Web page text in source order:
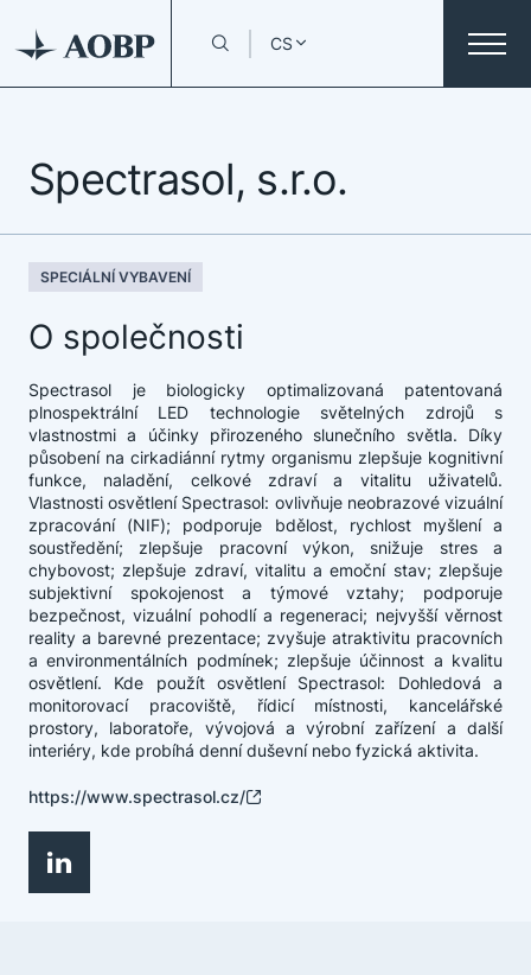
CS
Spectrasol, s.r.o.
SPECIÁLNÍ VYBAVENÍ
O společnosti
Spectrasol je biologicky optimalizovaná patentovaná
plnospektrální LED technologie světelných zdrojů s
vlastnostmi a účinky přirozeného slunečního světla. Díky
působení na cirkadiánní rytmy organismu zlepšuje kognitivní
funkce, naladění, celkové zdraví a vitalitu uživatelů.
Vlastnosti osvětlení Spectrasol: ovlivňuje neobrazové vizuální
zpracování (NIF); podporuje bdělost, rychlost myšlení a
soustředění; zlepšuje pracovní výkon, snižuje stres a
chybovost; zlepšuje zdraví, vitalitu a emoční stav; zlepšuje
subjektivní spokojenost a týmové vztahy; podporuje
bezpečnost, vizuální pohodlí a regeneraci; nejvyšší věrnost
reality a barevné prezentace; zvyšuje atraktivitu pracovních
a environmentálních podmínek; zlepšuje účinnost a kvalitu
osvětlení. Kde použít osvětlení Spectrasol: Dohledová a
monitorovací pracoviště, řídicí místnosti, kancelářské
prostory, laboratoře, vývojová a výrobní zařízení a další
interiéry, kde probíhá denní duševní nebo fyzická aktivita.
https://www.spectrasol.cz/